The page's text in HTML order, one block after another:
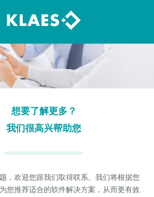
想要了解更多？
我们很高兴帮助您
，欢迎您跟我们取得联系。我们将根据您
您推荐适合的软件解决方案，从而更有效